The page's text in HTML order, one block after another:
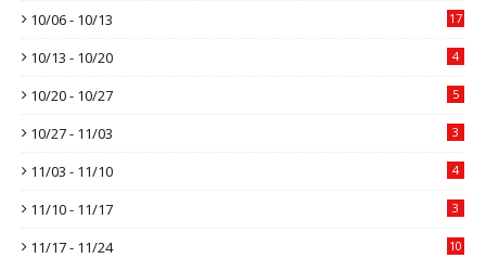
10/06 - 10/13 17
10/13 - 10/20 4
10/20 - 10/27 5
10/27 - 11/03 3
11/03 - 11/10 4
11/10 - 11/17 3
11/17 - 11/24 10